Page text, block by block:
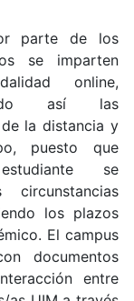
parte de los
se imparten
online,
así las
la distancia y
puesto que
se
los plazos
El campus
documentos
entre